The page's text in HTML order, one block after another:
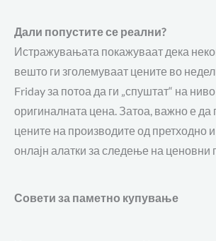
Дали попустите се реални?
Истражувањата покажуваат дека
вешто ги зголемуваат цените во
Friday за потоа да ги „спуштат“ на
оригиналната цена. Затоа, важно е да
цените на производите од претходно
онлајн алатки за следење на ценовни
Совети за паметно купување